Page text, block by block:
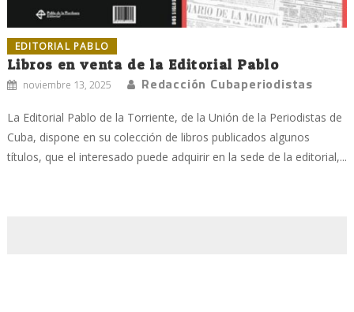
EDITORIAL PABLO
Libros en venta de la Editorial Pablo
noviembre 13, 2025 Redacción Cubaperiodistas
La Editorial Pablo de la Torriente, de la Unión de la Periodistas de
Cuba, dispone en su colección de libros publicados algunos
títulos, que el interesado puede adquirir en la sede de la editorial,...